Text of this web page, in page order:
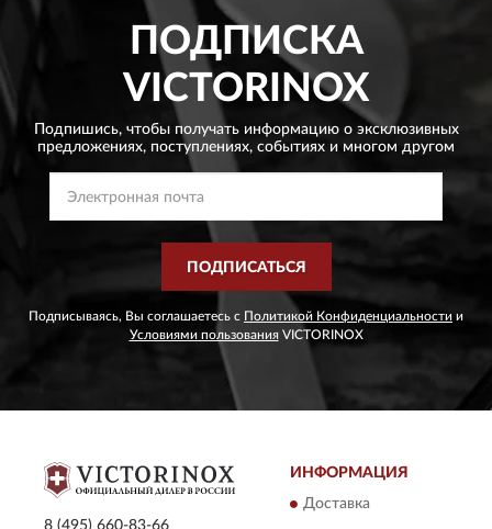
ПОДПИСКА
VICTORINOX
Подпишись, чтобы получать информацию о эксклюзивных
предложениях, поступлениях, событиях и многом другом
ПОДПИСАТЬСЯ
Подписываясь, Вы соглашаетесь с Политикой Конфиденциальности и
Условиями пользованияVICTORINOX
8 (495) 660-83-66
ИНФОРМАЦИЯ
Доставка